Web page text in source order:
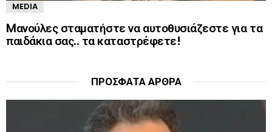
MEDIA
Mανούλες σταματήστε να αυτοθυσιάζεστε για τα
παιδάκια σας.. τα καταστρέφετε!
ΠΡΌΣΦΑΤΑ ΆΡΘΡΑ